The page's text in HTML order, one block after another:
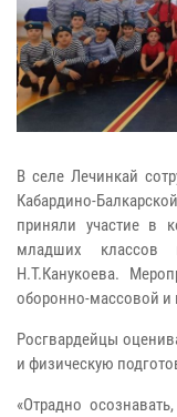
В селе Лечинкай
Кабардино-
приняли участие в
младших
Н.Т.Канукоева.
оборонно-массовой и
Росгвардейцы
и физическую
«Отрадно